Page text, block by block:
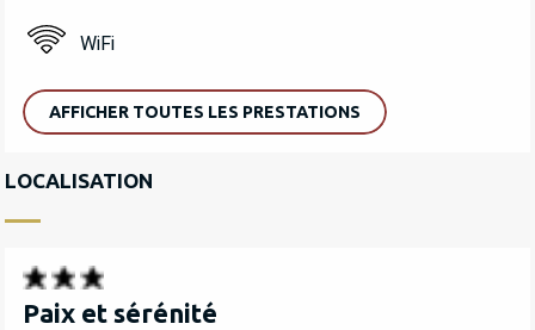
WiFi
AFFICHER TOUTES LES PRESTATIONS
LOCALISATION
Paix et sérénité